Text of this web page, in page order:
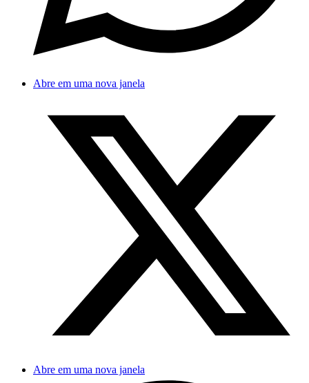
Abre em uma nova janela
Abre em uma nova janela